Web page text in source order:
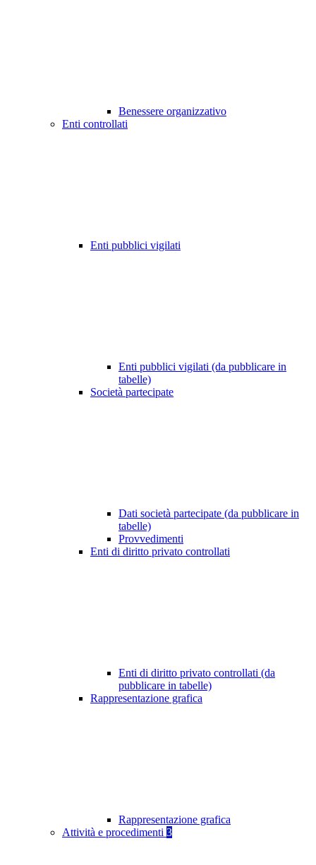
Benessere organizzativo
Enti controllati
Enti pubblici vigilati
Enti pubblici vigilati (da pubblicare in
tabelle)
Società partecipate
Dati società partecipate (da pubblicare in
tabelle)
Provvedimenti
Enti di diritto privato controllati
Enti di diritto privato controllati (da
pubblicare in tabelle)
Rappresentazione grafica
Rappresentazione grafica
Attività e procedimenti 3